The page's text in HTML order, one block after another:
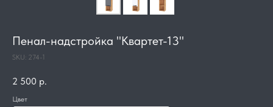
Пенал-надстройка "Квартет-13"
SKU: 274-1
2 500 р.
Цвет